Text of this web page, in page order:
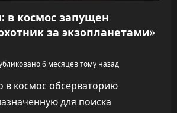
в космос запущен
за экзопланетами»
6 месяцев тому назад
в космос обсерваторию
для поиска